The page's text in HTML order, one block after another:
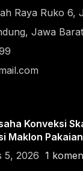
Raya Ruko 6,
Jawa
Konveksi
Maklon
5, 2026 1